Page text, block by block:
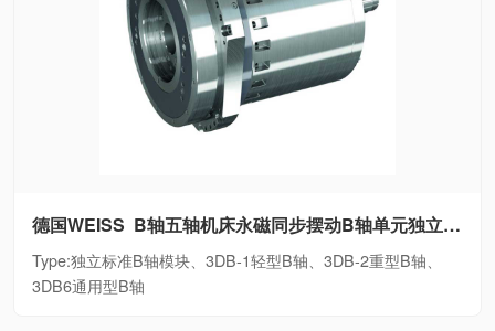
德国WEISS B轴五轴机床永磁同步摆动B轴单元独立标准B轴模块、3DB-1轻型B轴、3DB-2重型B轴、3DB6通用型B轴
Type:独立标准B轴模块、3DB-1轻型B轴、3DB-2重型B轴、
3DB6通用型B轴